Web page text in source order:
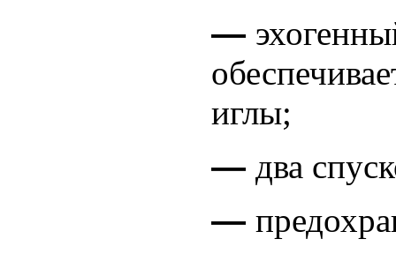
―
иглы;
― два
―